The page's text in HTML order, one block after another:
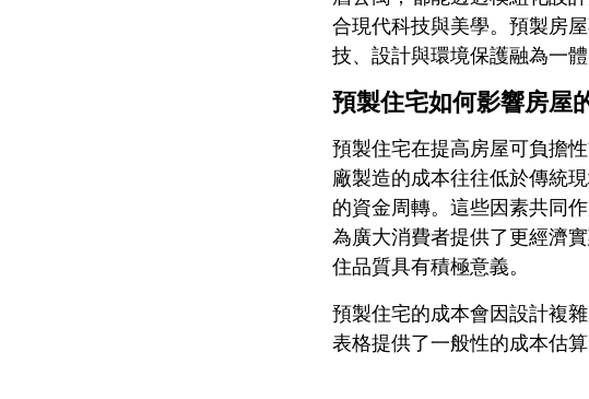
合現代科技與美學。預製房
技、設計與環境保護融為一
預製住宅如何影響房屋
預製住宅在提高房屋可負擔
廠製造的成本往往低於傳統
的資金周轉。這些因素共同
為廣大消費者提供了更經濟
住品質具有積極意義。
預製住宅的成本會因設計複
表格提供了一般性的成本估算